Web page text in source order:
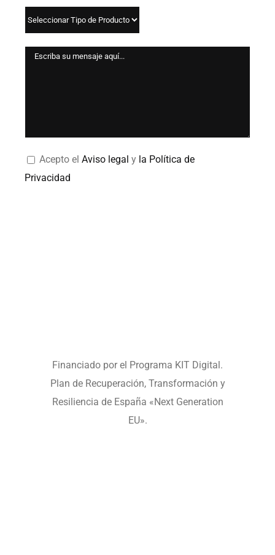
Acepto elAviso legal y la Política de
Privacidad
Financiado por el Programa KIT Digital.
Plan de Recuperación, Transformación y
Resiliencia de España «Next Generation
EU».